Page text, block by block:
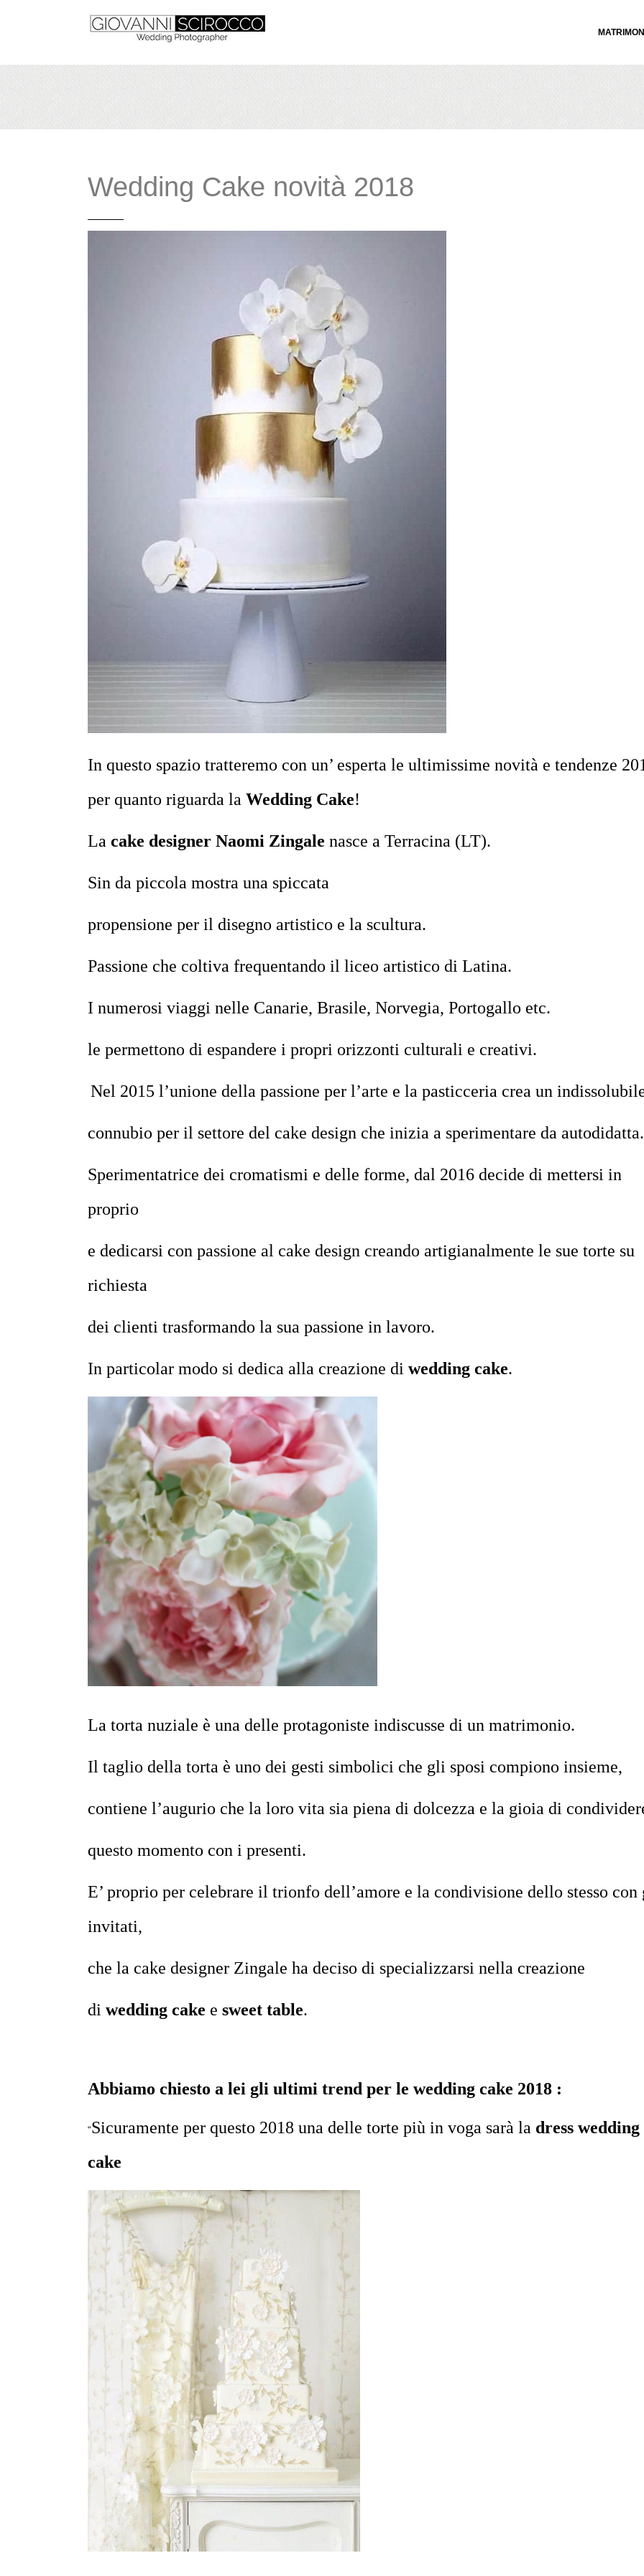
Wedding Cake novità 2018
In questo spazio tratteremo con un’ esperta le ultimissime novità e tendenze
per quanto riguarda la Wedding Cake!
La cake designer Naomi Zingale nasce a Terracina (LT).
Sin da piccola mostra una spiccata
propensione per il disegno artistico e la scultura.
Passione che coltiva frequentando il liceo artistico di Latina.
I numerosi viaggi nelle Canarie, Brasile, Norvegia, Portogallo etc.
le permettono di espandere i propri orizzonti culturali e creativi.
Nel 2015 l’unione della passione per l’arte e la pasticceria crea un
connubio per il settore del cake design che inizia a sperimentare da autodidatta.
Sperimentatrice dei cromatismi e delle forme, dal 2016 decide di mettersi in
proprio
e dedicarsi con passione al cake design creando artigianalmente le sue torte su
richiesta
dei clienti trasformando la sua passione in lavoro.
In particolar modo si dedica alla creazione di wedding cake.
La torta nuziale è una delle protagoniste indiscusse di un matrimonio.
Il taglio della torta è uno dei gesti simbolici che gli sposi compiono insieme,
contiene l’augurio che la loro vita sia piena di dolcezza e la gioia di
questo momento con i presenti.
E’ proprio per celebrare il trionfo dell’amore e la condivisione dello stesso con
invitati,
che la cake designer Zingale ha deciso di specializzarsi nella creazione
di wedding cake e sweet table.
Abbiamo chiesto a lei gli ultimi trend per le wedding cake 2018 :
“Sicuramente per questo 2018 una delle torte più in voga sarà la dress wedding
cake